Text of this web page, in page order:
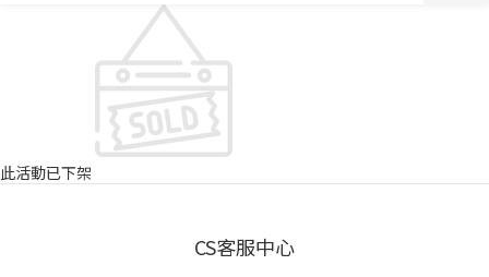
加入LINE好友💚即享免運🛒
棉片冠軍王✨均一價$899
此活動已下架
CS客服中心